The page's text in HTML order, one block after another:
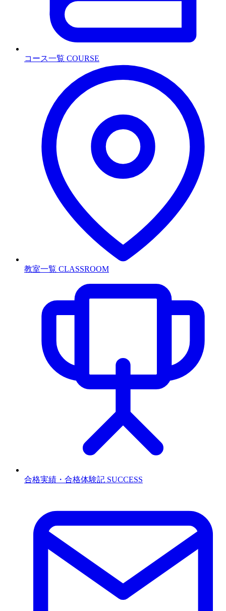
コース一覧 COURSE
教室一覧 CLASSROOM
合格実績・合格体験記 SUCCESS